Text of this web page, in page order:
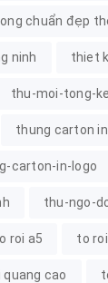
chuẩn đẹp
ninh thiet
thu-moi-tong-
thung carton
carton-in-logo
thu-ngo-
roi a5 to
quang cao